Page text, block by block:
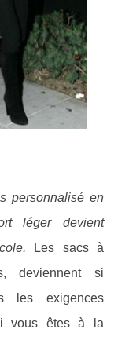
personnalisé en
léger devient
Les sacs à
deviennent si
les exigences
vous êtes à la